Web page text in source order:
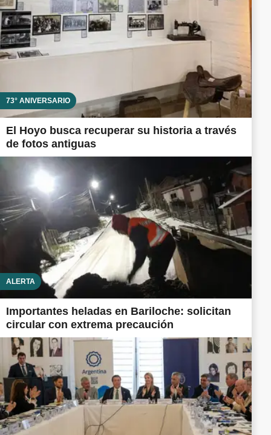
73° ANIVERSARIO
El Hoyo busca recuperar su historia a través
de fotos antiguas
ALERTA
Importantes heladas en Bariloche: solicitan
circular con extrema precaución